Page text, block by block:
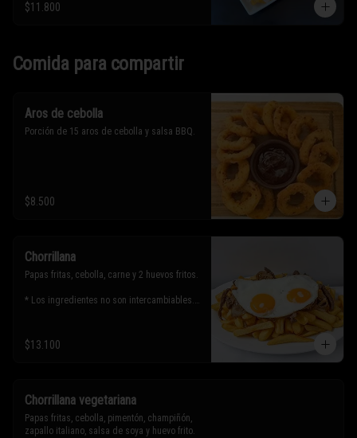
$11.800
Comida para compartir
Aros de cebolla
Porción de 15 aros de cebolla y salsa BBQ.
$8.500
Chorrillana
Papas fritas, cebolla, carne y 2 huevos fritos.
* Los ingredientes no son intercambiables.
$13.100
Chorrillana vegetariana
Papas fritas, cebolla, pimentón, champiñón,
zapallo italiano, salsa de soya y huevo frito.